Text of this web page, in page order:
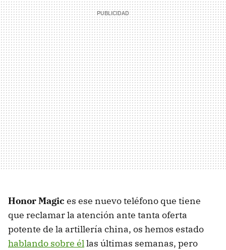
Honor Magic es ese nuevo teléfono que tiene
que reclamar la atención ante tanta oferta
potente de la artillería china, os hemos estado
hablando sobre éllas últimas semanas, pero